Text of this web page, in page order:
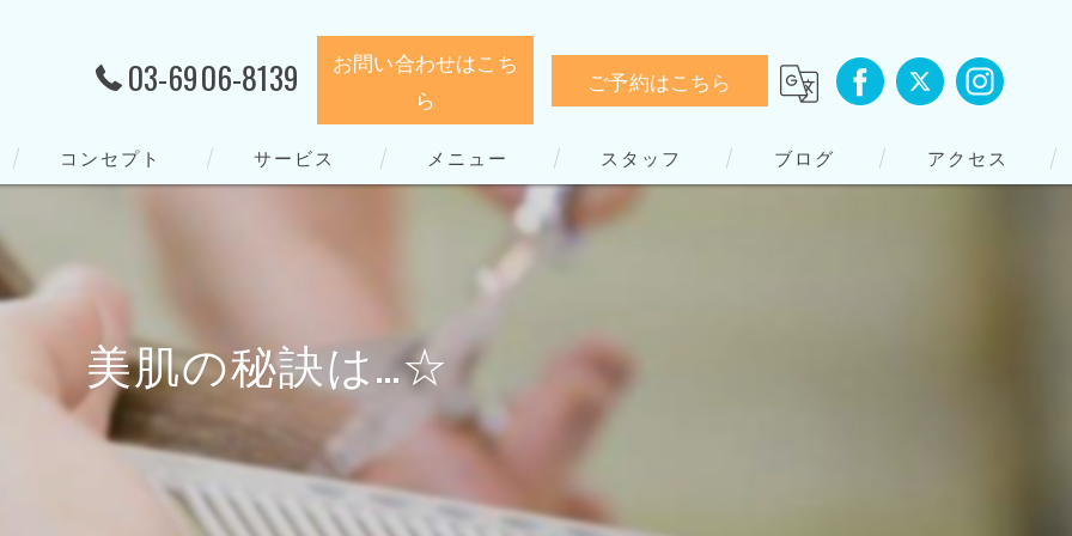
03-6906-8139
お問い合わせはこち
ら
ご予約はこちら
コンセプト サービス メニュー スタッフ ブログ アクセス
美肌の秘訣は…☆